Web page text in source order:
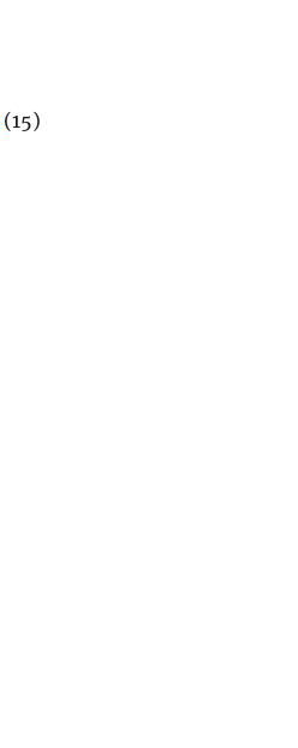
(15)